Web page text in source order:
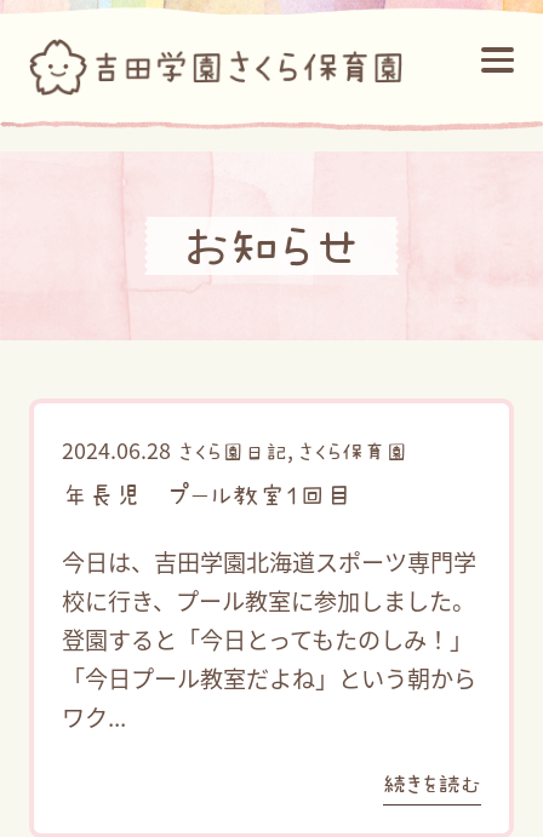
お知らせ
2024.06.28 さくら園日記, さくら保育園
年長児 プール教室１回目
今日は、吉田学園北海道スポーツ専門学
校に行き、プール教室に参加しました。
登園すると「今日とってもたのしみ！」
「今日プール教室だよね」という朝から
ワク...
続きを読む